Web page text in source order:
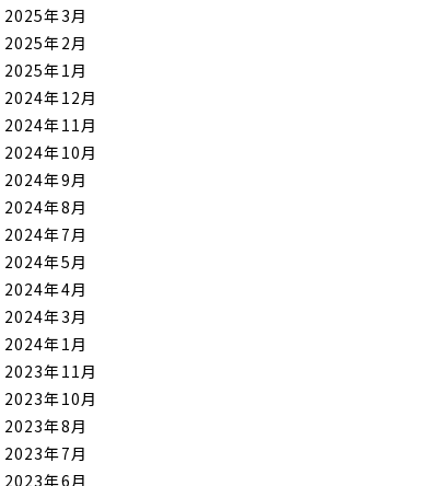
2025年3月
2025年2月
2025年1月
2024年12月
2024年11月
2024年10月
2024年9月
2024年8月
2024年7月
2024年5月
2024年4月
2024年3月
2024年1月
2023年11月
2023年10月
2023年8月
2023年7月
2023年6月